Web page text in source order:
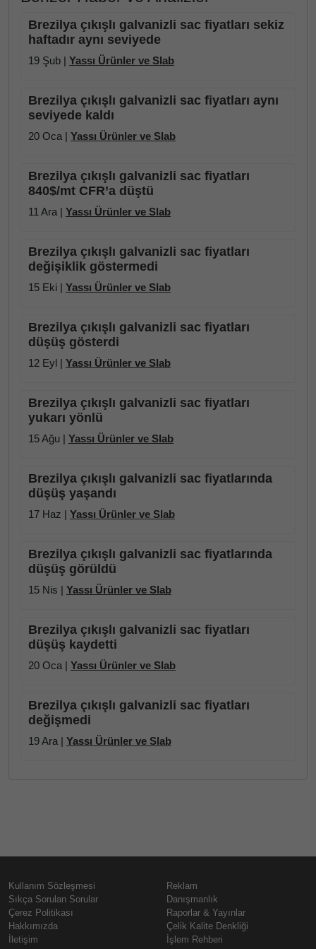
Brezilya çıkışlı galvanizli sac fiyatları sekiz
haftadır aynı seviyede
19 Şub | Yassı Ürünler ve Slab
Brezilya çıkışlı galvanizli sac fiyatları aynı
seviyede kaldı
20 Oca | Yassı Ürünler ve Slab
Brezilya çıkışlı galvanizli sac fiyatları
840$/mt CFR’a düştü
11 Ara | Yassı Ürünler ve Slab
Brezilya çıkışlı galvanizli sac fiyatları
değişiklik göstermedi
15 Eki | Yassı Ürünler ve Slab
Brezilya çıkışlı galvanizli sac fiyatları
düşüş gösterdi
12 Eyl | Yassı Ürünler ve Slab
Brezilya çıkışlı galvanizli sac fiyatları
yukarı yönlü
15 Ağu | Yassı Ürünler ve Slab
Brezilya çıkışlı galvanizli sac fiyatlarında
düşüş yaşandı
17 Haz | Yassı Ürünler ve Slab
Brezilya çıkışlı galvanizli sac fiyatlarında
düşüş görüldü
15 Nis | Yassı Ürünler ve Slab
Brezilya çıkışlı galvanizli sac fiyatları
düşüş kaydetti
20 Oca | Yassı Ürünler ve Slab
Brezilya çıkışlı galvanizli sac fiyatları
değişmedi
19 Ara | Yassı Ürünler ve Slab
Kullanım Sözleşmesi
Sıkça Sorulan Sorular
Çerez Politikası
Hakkımızda
İletişim
Reklam
Danışmanlık
Raporlar & Yayınlar
Çelik Kalite Denkliği
İşlem Rehberi